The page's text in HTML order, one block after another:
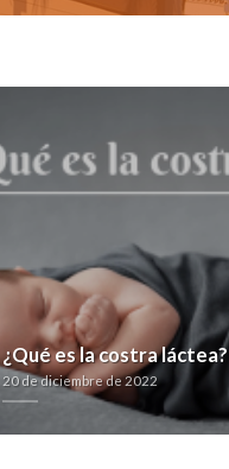
¿Qué es la costra láctea?
20 de diciembre de 2022